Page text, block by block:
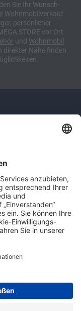
Sie Ihr Wunsch-
Wohnmobilverkauf
persönlicher
STORE vor Ort
und Wohnmobil
direkter Nähe finden
und
Online-